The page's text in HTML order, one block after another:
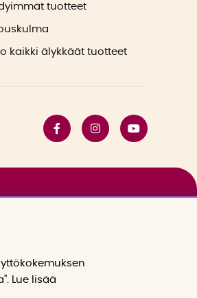
tuotteet
kaikki älykkäät tuotteet
Lue lisää